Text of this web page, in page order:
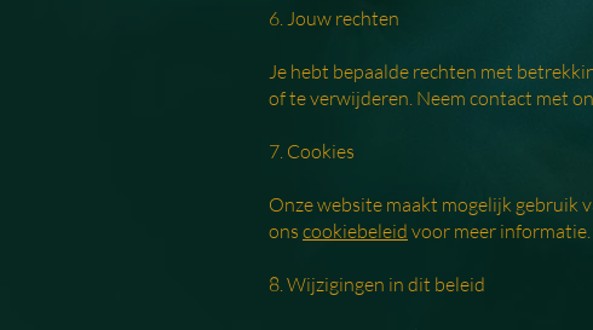
6. Jouw rechten
Je hebt bepaalde rechten met
of te verwijderen. Neem contact met
7. Cookies
Onze website maakt mogelijk gebruik
ons cookiebeleid voor meer informatie.
8. Wijzigingen in dit beleid